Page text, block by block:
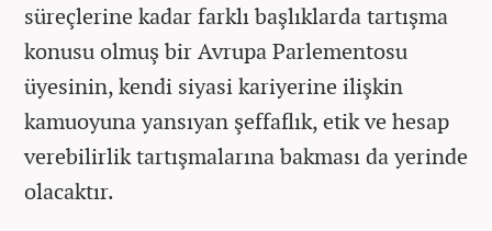
süreçlerine kadar farklı başlıklarda tartışma
konusu olmuş bir Avrupa Parlementosu
üyesinin, kendi siyasi kariyerine ilişkin
kamuoyuna yansıyan şeffaflık, etik ve hesap
verebilirlik tartışmalarına bakması da yerinde
olacaktır.